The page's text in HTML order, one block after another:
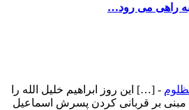
راهی می رود…
- […] این روز ابراهیم خلیل الله را
بر قربانی کردن پسرش اسماعیل